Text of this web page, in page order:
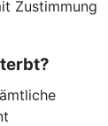
Zustimmung